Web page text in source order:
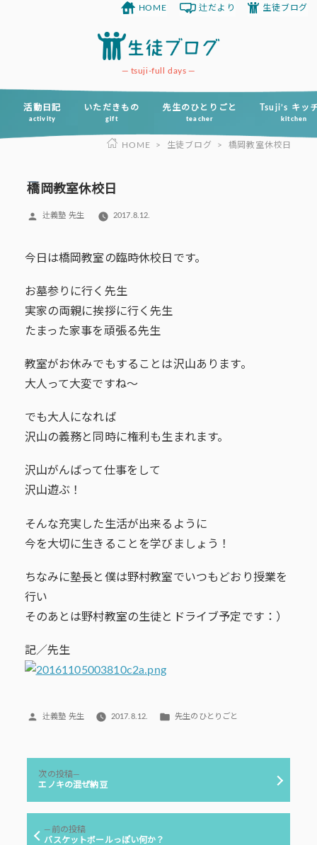
ツ
tsuji-full days
活動日記
activity
いただきもの
gift
先生のひとりごと
teacher
Tsuji’s キッ
kitchen
HOME 辻だより 生徒ブログ
HOME > 生徒ブログ > 橋岡教室休校日
橋岡教室休校日
投
辻義塾 先生 2017.8.12.
今日は橋岡教室の臨時休校日です。
お墓参りに行く先生
実家の両親に挨拶に行く先生
たまった家事を頑張る先生
教室がお休みでもすることは沢山あります。
大人って大変ですね～
でも大人になれば
沢山の義務と同時に権利も生まれます。
沢山がんばって仕事をして
沢山遊ぶ！
そんな充実した生活が出来るように
今を大切に生きることを学びましょう！
ちなみに塾長と僕は野村教室でいつもどおり授業を
行い
そのあとは野村教室の生徒とドライブ予定です：）
記／先生
投
辻義塾 先生 2017.8.12.
カ
リ
先生のひとりごと
ナ
前の投稿前
の
バスケットボールっぽい何か？
次の投稿
の
エノキの混ぜ納豆